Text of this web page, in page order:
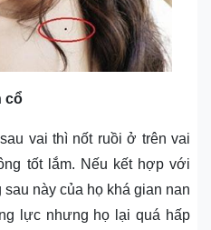
cổ
vai thì nốt ruồi ở trên vai
tốt lắm. Nếu kết hợp với
này của họ khá gian nan
lực nhưng họ lại quá hấp